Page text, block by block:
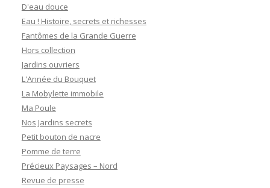
D'eau douce
Eau ! Histoire, secrets et richesses
Fantômes de la Grande Guerre
Hors collection
Jardins ouvriers
L'Année du Bouquet
La Mobylette immobile
Ma Poule
Nos Jardins secrets
Petit bouton de nacre
Pomme de terre
Précieux Paysages – Nord
Revue de presse